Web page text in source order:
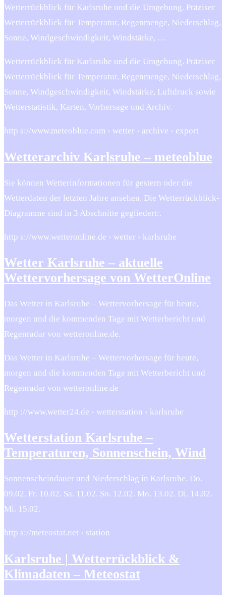
Wetterrückblick für Karlsruhe und die Umgebung. Präziser
Wetterrückblick für Temperatur, Regenmenge, Niederschlag,
Sonne, Windgeschwindigkeit, Windstärke, …
Wetterrückblick für Karlsruhe und die Umgebung. Präziser
Wetterrückblick für Temperatur, Regenmenge, Niederschlag,
Sonne, Windgeschwindigkeit, Windstärke, Luftdruck sowie
Wetterstatistik, Karten, Vorhersage und Archiv.
http s://www.meteoblue.com › wetter › archive › export
Wetterarchiv Karlsruhe – meteoblue
Sie können Wetterinformationen für gestern oder die
Wetterdaten der letzten Jahre ansehen. Die Wetterrückblick-
Diagramme sind in 3 Abschnitte gegliedert:.
http s://www.wetteronline.de › wetter › karlsruhe
Wetter Karlsruhe – aktuelle
Wettervorhersage von WetterOnline
Das Wetter in Karlsruhe – Wettervorhersage für heute,
morgen und die kommenden Tage mit Wetterbericht und
Regenradar von wetteronline.de.
Das Wetter in Karlsruhe – Wettervorhersage für heute,
morgen und die kommenden Tage mit Wetterbericht und
Regenradar von wetteronline.de
http ://www.wetter24.de › wetterstation › karlsruhe
Wetterstation Karlsruhe –
Temperaturen, Sonnenschein, Wind
Sonnenscheindauer und Niederschlag in Karlsruhe. Do.
09.02. Fr. 10.02. Sa. 11.02. So. 12.02. Mo. 13.02. Di. 14.02.
Mi. 15.02.
http s://meteostat.net › station
Karlsruhe | Wetterrückblick &
Klimadaten – Meteostat